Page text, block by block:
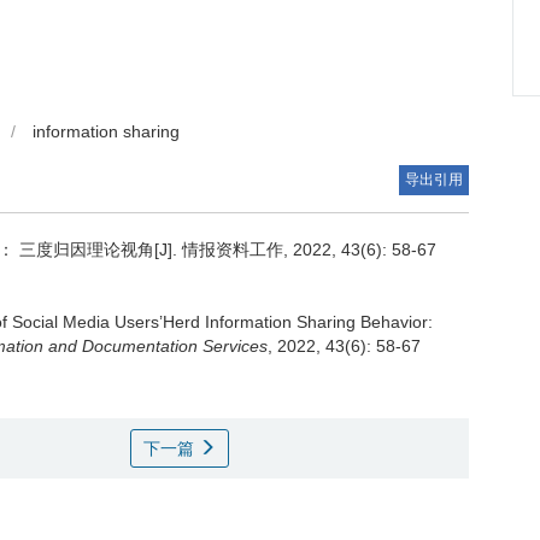
/ information sharing
导出引用
三度归因理论视角[J]. 情报资料工作, 2022, 43(6): 58-67
Media Users’Herd Information Sharing Behavior:
and Documentation Services , 2022, 43(6): 58-67
下一篇